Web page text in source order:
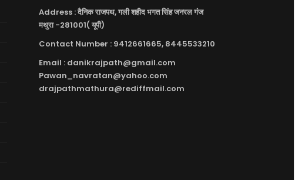
Address : दैनिक राजपथ, गली शहीद भगत सिंह जनरल गंज
मथुरा -281001( यूपी)
Contact Number : 9412661665, 8445533210
Email : danikrajpath@gmail.com
Pawan_navratan@yahoo.com
drajpathmathura@rediffmail.com